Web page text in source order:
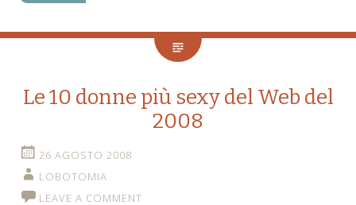
Le 10 donne più sexy del Web del
2008
26 AGOSTO 2008
LOBOTOMIA
LEAVE A COMMENT